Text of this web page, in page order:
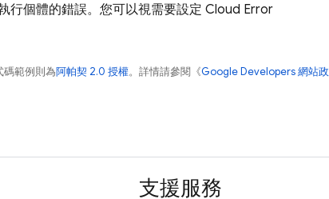
行個體的錯誤。您可以視需要設定 Cloud Error
碼範例則為阿帕契 2.0 授權。詳情請參閱《Google Developers 網站政
支援服務